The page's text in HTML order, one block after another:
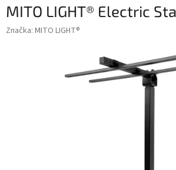
MITO LIGHT® Electric
Značka: MITO LIGHT®